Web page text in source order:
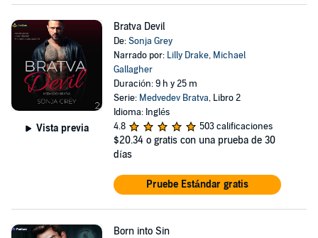
Vista previa
Bratva Devil
De:Sonja Grey
Narrado por: Lilly Drake, Michael
Gallagher
Duración: 9 h y 25 m
Serie: Medvedev Bratva, Libro 2
Idioma: Inglés
4.8
503 calificaciones
$20.34 o gratis con una prueba de 30
días
Pruebe Estándar gratis
Born into Sin